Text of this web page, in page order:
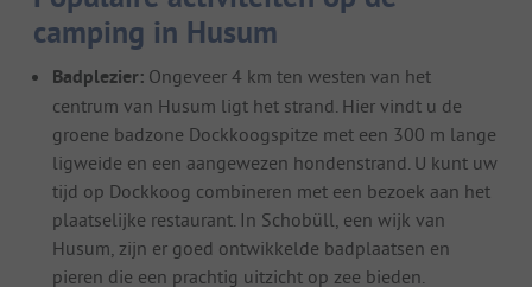
camping in Husum
Badplezier: Ongeveer 4 km ten westen van het
centrum van Husum ligt het strand. Hier vindt u de
groene badzone Dockkoogspitze met een 300 m lange
ligweide en een aangewezen hondenstrand. U kunt uw
tijd op Dockkoog combineren met een bezoek aan het
plaatselijke restaurant. In Schobüll, een wijk van
Husum, zijn er goed ontwikkelde badplaatsen en
pieren die een prachtig uitzicht op zee bieden.